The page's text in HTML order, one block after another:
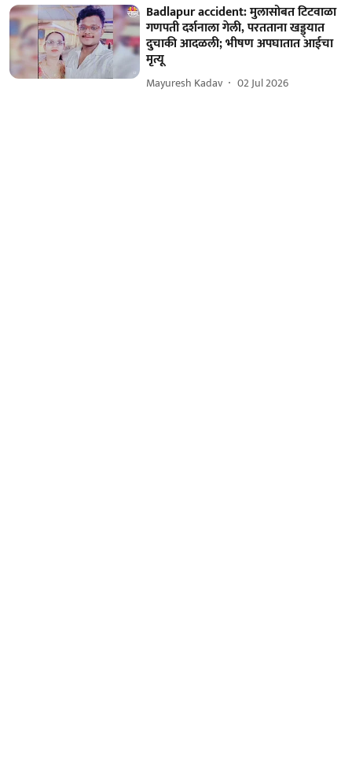
Badlapur accident: मुलासोबत टिटवाळा
गणपती दर्शनाला गेली, परतताना खड्ड्यात
दुचाकी आदळली; भीषण अपघातात आईचा
मृत्यू
Mayuresh Kadav 02 Jul 2026